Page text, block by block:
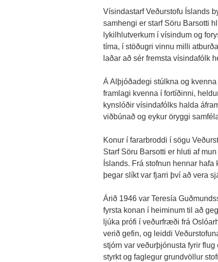
Vísindastarf Veðurstofu Íslands
samhengi er starf Söru Barsotti
lykilhlutverkum í vísindum og
tíma, í stöðugri vinnu milli
laðar að sér fremsta vísindafólk
Á Alþjóðadegi stúlkna og
framlagi kvenna í fortíðinni,
kynslóðir vísindafólks halda
viðbúnað og eykur öryggi
Konur í fararbroddi í sögu
Starf Söru Barsotti er hluti af
Íslands. Frá stofnun hennar
þegar slíkt var fjarri því að vera
Árið 1946 var Teresía
fyrsta konan í heiminum til að
ljúka prófi í veðurfræði frá
verið gefin, og leiddi
stjórn var veðurþjónusta fyrir
styrkt og faglegur grundvöllur